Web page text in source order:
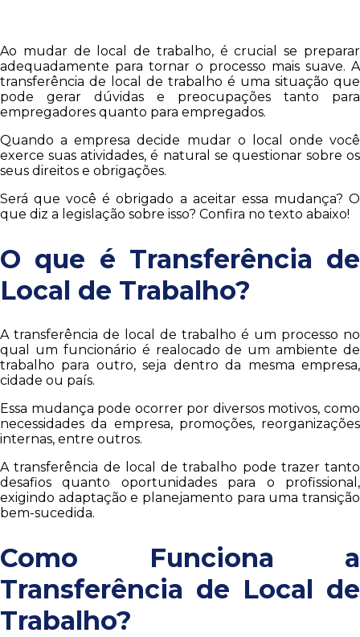
Ao mudar de local de trabalho, é crucial se preparar
adequadamente para tornar o processo mais suave. A
transferência de local de trabalho é uma situação que
pode gerar dúvidas e preocupações tanto para
empregadores quanto para empregados.
Quando a empresa decide mudar o local onde você
exerce suas atividades, é natural se questionar sobre os
seus direitos e obrigações.
Será que você é obrigado a aceitar essa mudança? O
que diz a legislação sobre isso? Confira no texto abaixo!
O que é Transferência de
Local de Trabalho?
A transferência de local de trabalho é um processo no
qual um funcionário é realocado de um ambiente de
trabalho para outro, seja dentro da mesma empresa,
cidade ou país.
Essa mudança pode ocorrer por diversos motivos, como
necessidades da empresa, promoções, reorganizações
internas, entre outros.
A transferência de local de trabalho pode trazer tanto
desafios quanto oportunidades para o profissional,
exigindo adaptação e planejamento para uma transição
bem-sucedida.
Como Funciona a
Transferência de Local de
Trabalho?